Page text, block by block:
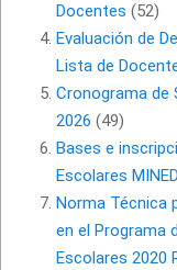
Docentes (52)
Evaluación de
Lista de
Cronograma de
2026 (49)
Bases e
Escolares
Norma Técnica
en el Programa
Escolares 2020